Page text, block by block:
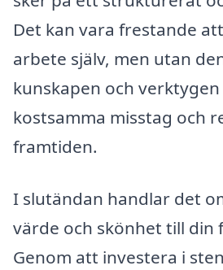
Det kan vara frestande
arbete själv, men utan
kunskapen och
kostsamma misstag och
framtiden.
I slutändan handlar det
värde och skönhet till din
Genom att investera i